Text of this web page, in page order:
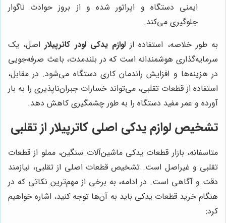
ایمنی دستگاه و اپراتور شده و از بروز حوادث ناگوار
جلوگیری می‌کند.
به طور خلاصه، استفاده از لوازم یدکی لودر کاترپیلار اصل، یک
سرمایه‌گذاری هوشمندانه است که در بلندمدت، باعث صرفه‌جویی
در هزینه‌ها و افزایش راندمان کاری دستگاه می‌شود. در مقابل،
استفاده از قطعات تقلبی، می‌تواند خسارات جبران‌ناپذیری را به بار
آورده و عمر مفید دستگاه را به طور چشمگیری کاهش دهد.
تشخیص لوازم یدکی اصلی کاترپیلار از تقلبی
متاسفانه، بازار قطعات یدکی ماشین‌آلات سنگین، مملو از قطعات
تقلبی و غیراصل است. تشخیص قطعات اصلی از تقلبی، نیازمند
دقت و آگاهی است. در ادامه، به برخی از مهم‌ترین نکاتی که در
هنگام خرید قطعات یدکی باید به آن‌ها توجه کنید، اشاره خواهیم
کرد: